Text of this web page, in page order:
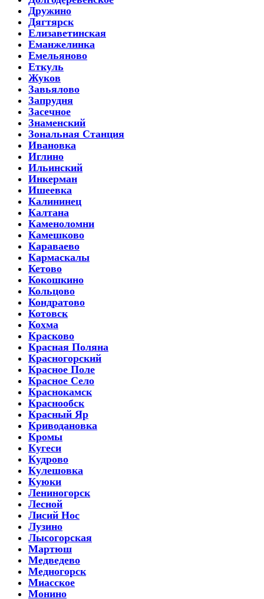
Дружино
Дягтярск
Елизаветинская
Еманжелинка
Емельяново
Еткуль
Жуков
Завьялово
Запрудня
Засечное
Знаменский
Зональная Станция
Ивановка
Иглино
Ильинский
Инкерман
Ишеевка
Калининец
Калтана
Каменоломни
Камешково
Караваево
Кармаскалы
Кетово
Кокошкино
Кольцово
Кондратово
Котовск
Кохма
Красково
Красная Поляна
Красногорский
Красное Поле
Красное Село
Краснокамск
Краснообск
Красный Яр
Криводановка
Кромы
Кугеси
Кудрово
Кулешовка
Куюки
Лениногорск
Лесной
Лисий Нос
Лузино
Лысогорская
Мартюш
Медведево
Медногорск
Миасское
Монино